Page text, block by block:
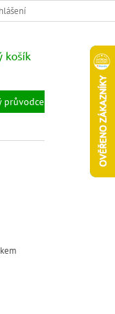
PODMÍNKY
košík
průvodce
Prodejny